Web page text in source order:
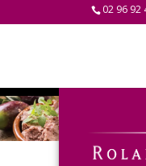
02 96 92